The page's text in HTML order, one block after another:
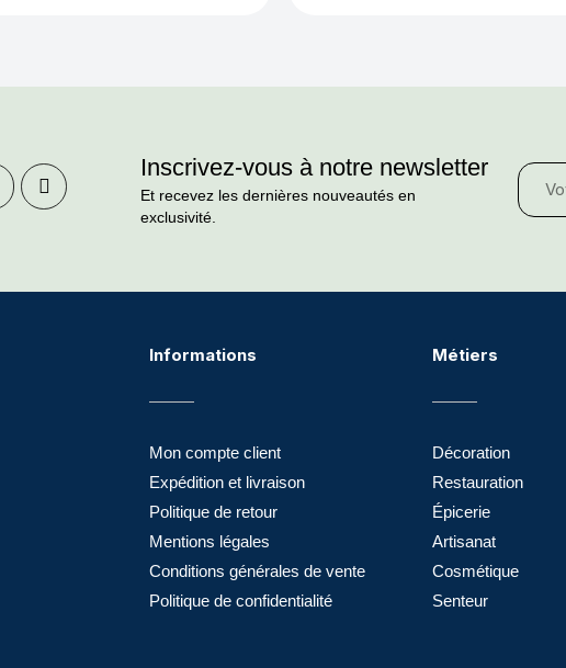
Inscrivez-vous à notre newsletter
Et recevez les dernières nouveautés en
exclusivité.
Informations
Mon compte client
Expédition et livraison
Politique de retour
Mentions légales
Conditions générales de vente
Politique de confidentialité
Métiers
Décoration
Restauration
Épicerie
Artisanat
Cosmétique
Senteur